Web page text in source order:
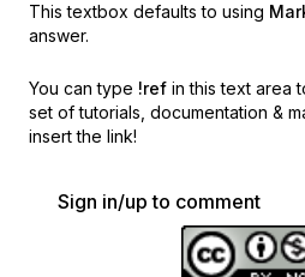
This textbox defaults to using
answer.
You can type !ref in this text area
set of tutorials, documentation &
insert the link!
Sign in/up to comment